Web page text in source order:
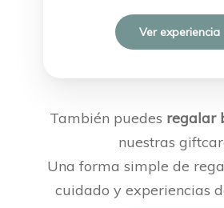
Ver experiencia
También puedes regalar
nuestras
Una forma simple de
cuidado y experiencias